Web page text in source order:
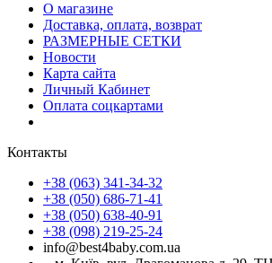
О магазине
Доставка, оплата, возврат
РАЗМЕРНЫЕ СЕТКИ
Новости
Карта сайта
Личный Кабинет
Оплата соцкартами
Контакты
+38 (063) 341-34-32
+38 (050) 686-71-41
+38 (050) 638-40-91
+38 (098) 219-25-24
info@best4baby.com.ua